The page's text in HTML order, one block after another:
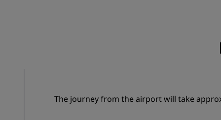
The journey from the airport will take